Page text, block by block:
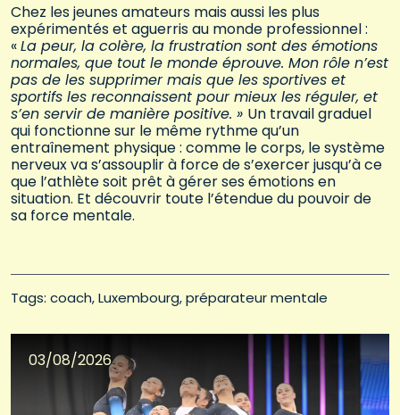
Chez les jeunes amateurs mais aussi les plus
expérimentés et aguerris au monde professionnel :
«La peur, la colère, la frustration sont des émotions
normales, que tout le monde éprouve. Mon rôle n’est
pas de les supprimer mais que les sportives et
sportifs les reconnaissent pour mieux les réguler, et
s’en servir de manière positive. » Un travail graduel
qui fonctionne sur le même rythme qu’un
entraînement physique : comme le corps, le système
nerveux va s’assouplir à force de s’exercer jusqu’à ce
que l’athlète soit prêt à gérer ses émotions en
situation. Et découvrir toute l’étendue du pouvoir de
sa force mentale.
Tags: coach Luxembourg préparateur mentale
03/08/2026